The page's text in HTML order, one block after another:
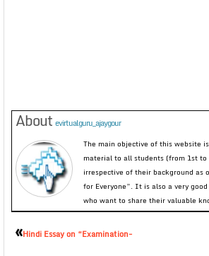
About evirtualguru_ajaygour
The main objective of this website
material to all students (from 1st to
irrespective of their background as
for Everyone”. It is also a very
who want to share their valuable
«Hindi Essay on “Examination-